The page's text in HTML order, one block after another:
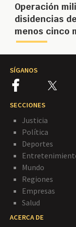
Operación
disidencias
menos cinco
SÍGANOS
SECCIONES
Justicia
Política
Deportes
Mundo
Regiones
Empresas
Salud
ACERCA DE